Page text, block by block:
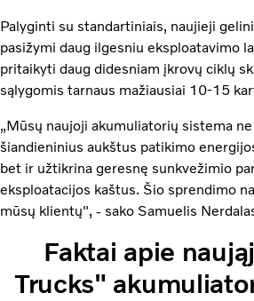
Palyginti su standartiniais, naujieji
pasižymi daug ilgesniu eksploatavimo
pritaikyti daug didesniam įkrovų ciklų
sąlygomis tarnaus mažiausiai 10-15
„Mūsų naujoji akumuliatorių sistema
šiandieninius aukštus patikimo
bet ir užtikrina geresnę sunkvežimio
eksploatacijos kaštus. Šio sprendimo
mūsų klientų", - sako Samuelis
Faktai apie
Trucks"